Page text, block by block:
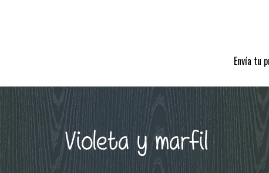
Envía tu
Violeta y marfil